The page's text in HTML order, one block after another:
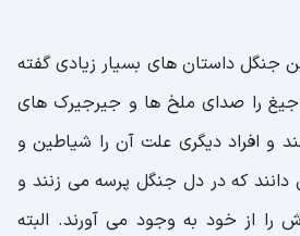
جنگل داستان های بسیار زیادی گفته
را صدای ملخ ها و جیرجیرک های
و افراد دیگری علت آن را شیاطین و
که در دل جنگل پرسه می زنند و
از خود به وجود می آورند. البته